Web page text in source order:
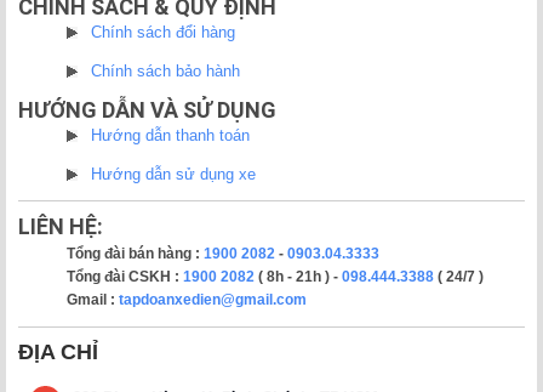
CHÍNH SÁCH & QUY ĐỊNH
Chính sách đổi hàng
Chính sách bảo hành
HƯỚNG DẪN VÀ SỬ DỤNG
Hướng dẫn thanh toán
Hướng dẫn sử dụng xe
LIÊN HỆ:
Tổng đài bán hàng : 1900 2082 - 0903.04.3333
Tổng đài CSKH : 1900 2082 ( 8h - 21h ) - 098.444.3388 ( 24/7 )
Gmail : tapdoanxedien@gmail.com
ĐỊA CHỈ